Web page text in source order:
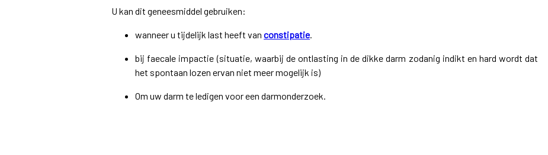
U kan dit geneesmiddel gebruiken:
wanneer u tijdelijk last heeft vanconstipatie.
bij faecale impactie (situatie, waarbij de ontlasting in de dikke darm zodanig indikt en hard wordt dat
het spontaan lozen ervan niet meer mogelijk is)
Om uw darm te ledigen voor een darmonderzoek.